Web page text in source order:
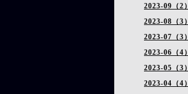
2023-09（2）
2023-08（3）
2023-07（3）
2023-06（4）
2023-05（3）
2023-04（4）